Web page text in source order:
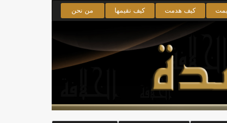
كيف هدمت كيف نقيمها من نحن